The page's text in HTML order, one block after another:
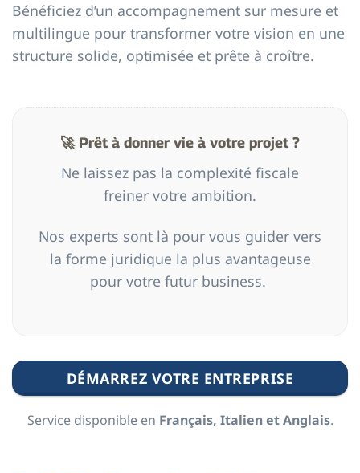
Bénéficiez d’un accompagnement sur mesure et
multilingue pour transformer votre vision en une
structure solide, optimisée et prête à croître.
🚀 Prêt à donner vie à votre projet ?
Ne laissez pas la complexité fiscale
freiner votre ambition.
Nos experts sont là pour vous guider vers
la forme juridique la plus avantageuse
pour votre futur business.
DÉMARREZ VOTRE ENTREPRISE
Service disponible en Français, Italien et Anglais.